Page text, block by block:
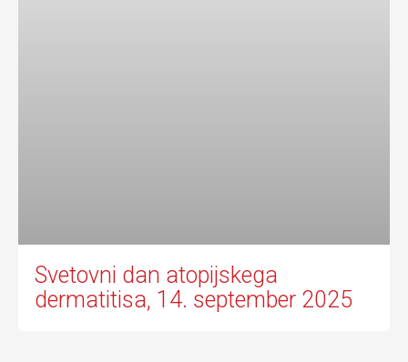
Svetovni dan atopijskega
dermatitisa, 14. september 2025